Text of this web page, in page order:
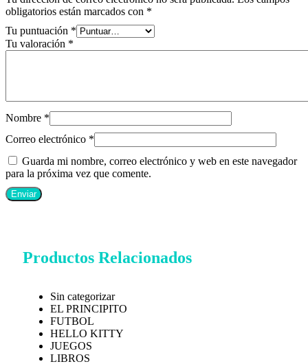
obligatorios están marcados con *
Tu puntuación *
Tu valoración *
Nombre *
Correo electrónico *
Guarda mi nombre, correo electrónico y web en este navegador
para la próxima vez que comente.
Productos Relacionados
Sin categorizar
EL PRINCIPITO
FUTBOL
HELLO KITTY
JUEGOS
LIBROS